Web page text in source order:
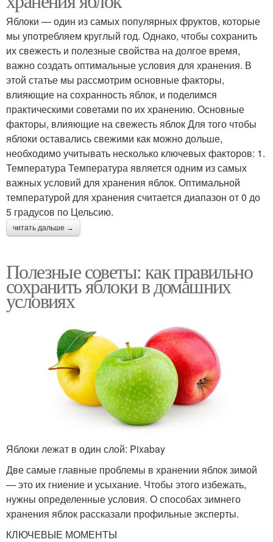
Яблоки — один из самых популярных фруктов, которые
мы употребляем круглый год. Однако, чтобы сохранить
их свежесть и полезные свойства на долгое время,
важно создать оптимальные условия для хранения. В
этой статье мы рассмотрим основные факторы,
влияющие на сохранность яблок, и поделимся
практическими советами по их хранению. Основные
факторы, влияющие на свежесть яблок Для того чтобы
яблоки оставались свежими как можно дольше,
необходимо учитывать несколько ключевых факторов: 1.
Температура Температура является одним из самых
важных условий для хранения яблок. Оптимальной
температурой для хранения считается диапазон от 0 до
5 градусов по Цельсию.
читать дальше →
Полезные советы: как правильно
сохранить яблоки в домашних
условиях
Яблоки лежат в один слой: Pixabay
Две самые главные проблемы в хранении яблок зимой
— это их гниение и усыхание. Чтобы этого избежать,
нужны определенные условия. О способах зимнего
хранения яблок рассказали профильные эксперты.
КЛЮЧЕВЫЕ МОМЕНТЫ